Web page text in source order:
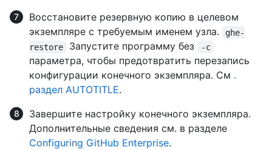
Восстановите резервную копию в целевом
экземпляре с требуемым именем узла.
ghe-
restore
Запустите программу без -c
параметра, чтобы предотвратить перезапись
конфигурации конечного экземпляра. См .
раздел AUTOTITLE.
Завершите настройку конечного экземпляра.
Дополнительные сведения см. в разделе
Configuring GitHub Enterprise.